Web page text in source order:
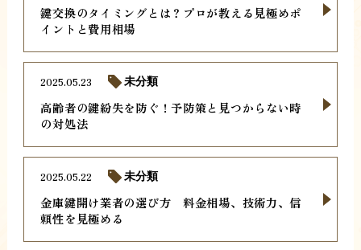
鍵交換のタイミングとは？プロが教える見極めポ
イントと費用相場
高齢者の鍵紛失を防ぐ！予防策と見つからない時
の対処法
2025.05.23 未分類
金庫鍵開け業者の選び方 料金相場、技術力、信
頼性を見極める
2025.05.22 未分類